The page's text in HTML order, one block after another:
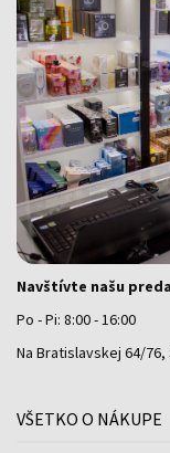
Navštívte našu
Po - Pi: 8:00 - 16:00
Na Bratislavskej 64/76,
VŠETKO O NÁKUPE